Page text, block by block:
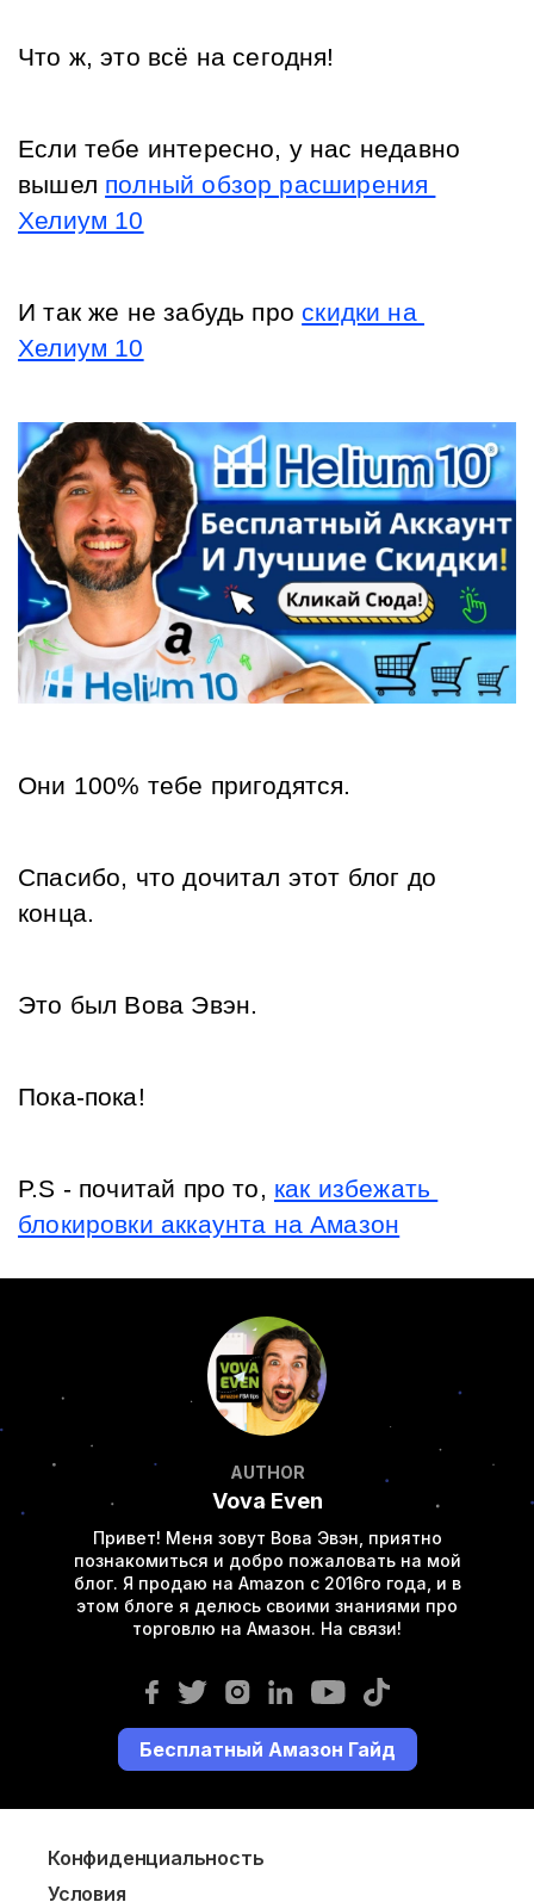
Что ж, это всё на сегодня!
Если тебе интересно, у нас недавно
вышел полный обзор расширения
Хелиум 10
И так же не забудь про скидки на
Хелиум 10
Они 100% тебе пригодятся.
Спасибо, что дочитал этот блог до
конца.
Это был Вова Эвэн.
Пока-пока!
P.S - почитай про то, как избежать
блокировки аккаунта на Амазон
AUTHOR
Vova Even
Привет! Меня зовут Вова Эвэн, приятно
познакомиться и добро пожаловать на мой
блог. Я продаю на Amazon с 2016го года, и в
этом блоге я делюсь своими знаниями про
торговлю на Амазон. На связи!
Бесплатный Амазон Гайд
Конфиденциальность
Условия